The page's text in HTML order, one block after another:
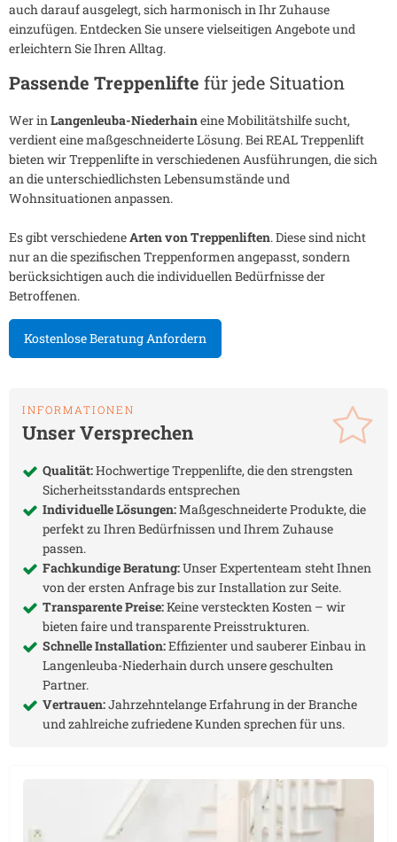
auch darauf ausgelegt, sich harmonisch in Ihr Zuhause
einzufügen. Entdecken Sie unsere vielseitigen Angebote und
erleichtern Sie Ihren Alltag.
Passende Treppenlifte für jede Situation
Wer inLangenleuba-Niederhaineine Mobilitätshilfe sucht,
verdient eine maßgeschneiderte Lösung. Bei REAL Treppenlift
bieten wir Treppenlifte in verschiedenen Ausführungen, die sich
an die unterschiedlichsten Lebensumstände und
Wohnsituationen anpassen.
Es gibt verschiedeneArten von Treppenliften. Diese sind nicht
nur an die spezifischen Treppenformen angepasst, sondern
berücksichtigen auch die individuellen Bedürfnisse der
Betroffenen.
Kostenlose Beratung Anfordern
INFORMATIONEN
Unser Versprechen
Qualität:Hochwertige Treppenlifte, die den strengsten
Sicherheitsstandards entsprechen
Individuelle Lösungen:Maßgeschneiderte Produkte, die
perfekt zu Ihren Bedürfnissen und Ihrem Zuhause
passen.
Fachkundige Beratung:Unser Expertenteam steht Ihnen
von der ersten Anfrage bis zur Installation zur Seite.
Transparente Preise:Keine versteckten Kosten – wir
bieten faire und transparente Preisstrukturen.
Schnelle Installation:Effizienter und sauberer Einbau in
Langenleuba-Niederhaindurch unsere geschulten
Partner.
Vertrauen:Jahrzehntelange Erfahrung in der Branche
und zahlreiche zufriedene Kunden sprechen für uns.